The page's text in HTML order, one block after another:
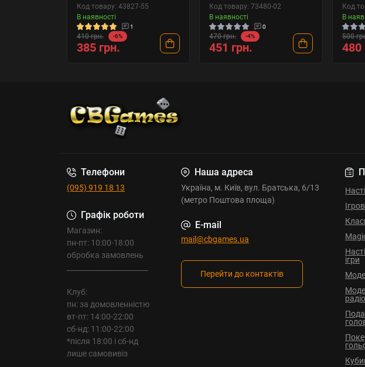
Код товару: 43827-55
В наявності
1
410 грн. -6%
385 грн.
Код товару: 73480-02
В наявності
0
470 грн. -4%
451 грн.
Код
В
500
480
Телефони
(095) 919 18 13
Графік роботи
Магазин:
пн-пт: 10:00-18:00
обробка замовлень
Клуб:
пн: за домовленністю
вт-пт: 14:00-22:00
сб-нд: 11:00-22:00
*після 18:00 і сб-нд
лише самовивіз
Наша адреса
Україна, м. Київ, вул. Братська, 6/13
(метро Поштова площа)
E-mail
mail@cbgames.ua
Перейти до контактів
ігри